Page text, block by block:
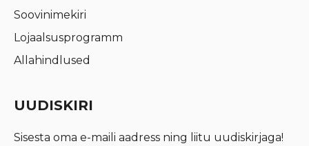
Soovinimekiri
Lojaalsusprogramm
Allahindlused
UUDISKIRI
Sisesta oma e-maili aadress ning liitu uudiskirjaga!